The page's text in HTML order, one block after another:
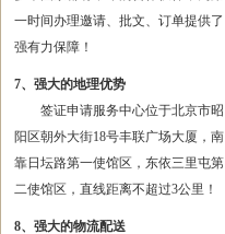
一时间办理邀请、批文、订单提供了
强有力保障！
7、强大的地理优势
签证申请服务中心位于北京市昭
阳区朝外大街18号丰联广场大厦，南
靠日坛路第一使馆区，东依三里屯第
二使馆区，直线距离不超过3公里！
8、强大的物流配送